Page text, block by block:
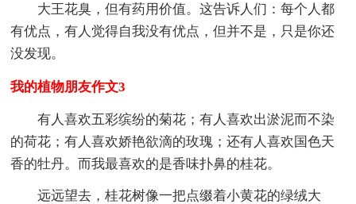
大王花臭，但有药用价值。这告诉人们：每个人都
有优点，有人觉得自我没有优点，但并不是，只是你还
没发现。
我的植物朋友作文3
有人喜欢五彩缤纷的菊花；有人喜欢出淤泥而不染
的荷花；有人喜欢娇艳欲滴的玫瑰；还有人喜欢国色天
香的牡丹。而我最喜欢的是香味扑鼻的桂花。
远远望去，桂花树像一把点缀着小黄花的绿绒大